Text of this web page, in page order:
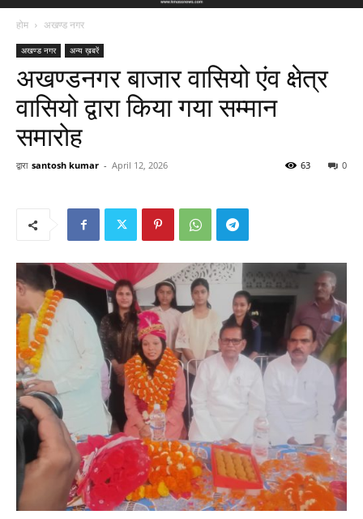
होम अखण्ड नगर
अखण्ड नगर अन्य ख़बरें
अखण्डनगर बाजार वासियो एंव क्षेत्र
वासियो द्वारा किया गया सम्मान
समारोह
द्वारा santosh kumar - April 12, 2026 0
63